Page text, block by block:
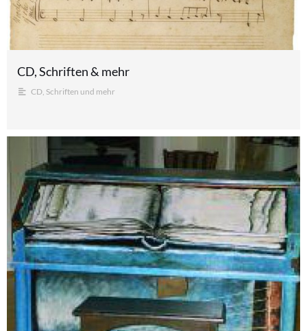
CD, Schriften & mehr
CD, Schriften und mehr